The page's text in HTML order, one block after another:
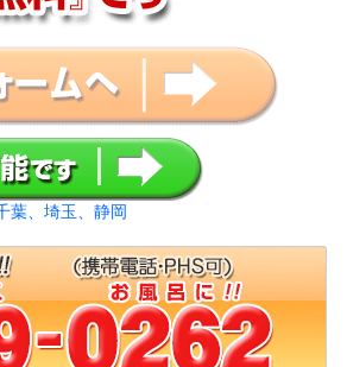
葉、埼玉、静岡